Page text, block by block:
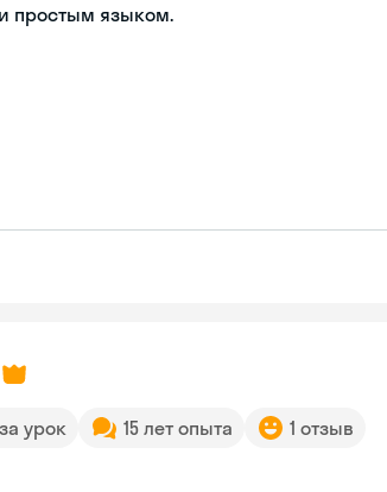
простым языком.
урок 15 лет опыта 1 отзыв